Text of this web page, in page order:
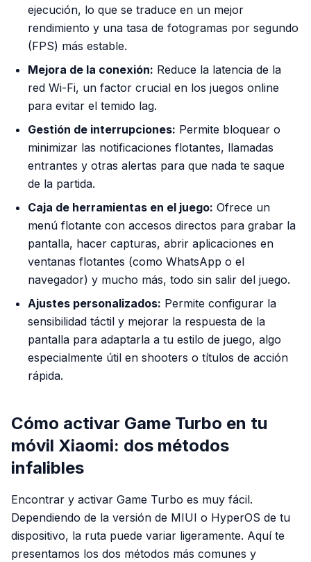
ejecución, lo que se traduce en un mejor
rendimiento y una tasa de fotogramas por segundo
(FPS) más estable.
Mejora de la conexión: Reduce la latencia de la
red Wi-Fi, un factor crucial en los juegos online
para evitar el temido lag.
Gestión de interrupciones: Permite bloquear o
minimizar las notificaciones flotantes, llamadas
entrantes y otras alertas para que nada te saque
de la partida.
Caja de herramientas en el juego: Ofrece un
menú flotante con accesos directos para grabar la
pantalla, hacer capturas, abrir aplicaciones en
ventanas flotantes (como WhatsApp o el
navegador) y mucho más, todo sin salir del juego.
Ajustes personalizados: Permite configurar la
sensibilidad táctil y mejorar la respuesta de la
pantalla para adaptarla a tu estilo de juego, algo
especialmente útil en shooters o títulos de acción
rápida.
Cómo activar Game Turbo en tu
móvil Xiaomi: dos métodos
infalibles
Encontrar y activar Game Turbo es muy fácil.
Dependiendo de la versión de MIUI o HyperOS de tu
dispositivo, la ruta puede variar ligeramente. Aquí te
presentamos los dos métodos más comunes y